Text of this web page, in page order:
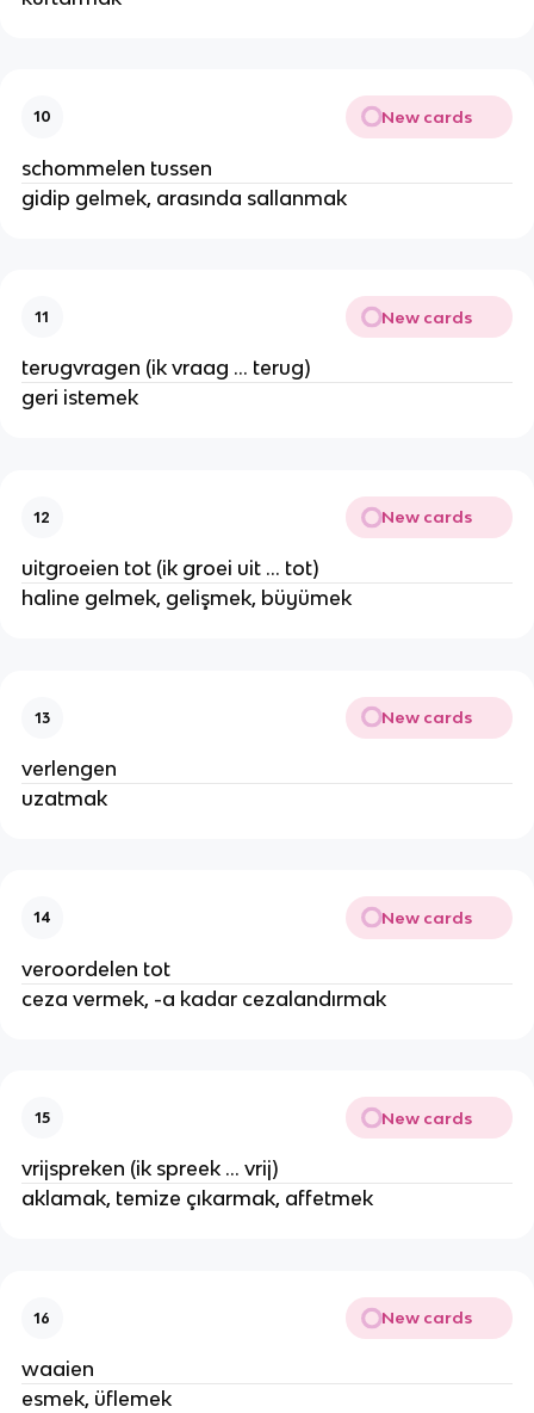
10 New cards
schommelen tussen
gidip gelmek, arasında sallanmak
11 New cards
terugvragen (ik vraag ... terug)
geri istemek
12 New cards
uitgroeien tot (ik groei uit ... tot)
haline gelmek, gelişmek, büyümek
13 New cards
verlengen
uzatmak
14 New cards
veroordelen tot
ceza vermek, -a kadar cezalandırmak
15 New cards
vrijspreken (ik spreek ... vrij)
aklamak, temize çıkarmak, affetmek
16 New cards
waaien
esmek, üflemek